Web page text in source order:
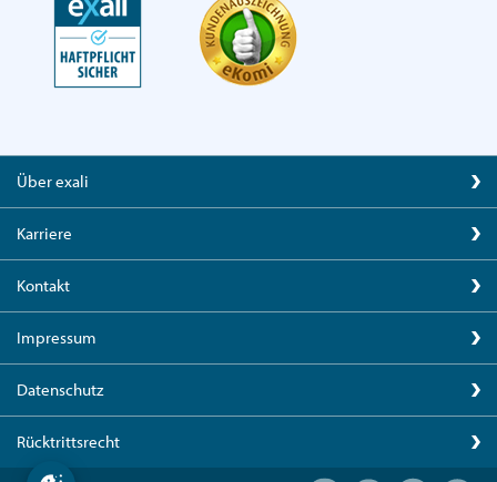
Über exali
Karriere
Kontakt
Impressum
Datenschutz
Rücktrittsrecht